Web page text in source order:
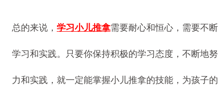
总的来说， 学习小儿推拿需要耐心和恒心，需要不断
学习和实践。只要你保持积极的学习态度，不断地努
力和实践，就一定能掌握小儿推拿的技能，为孩子的